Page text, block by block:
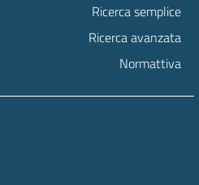
Ricerca semplice
Ricerca avanzata
Normattiva